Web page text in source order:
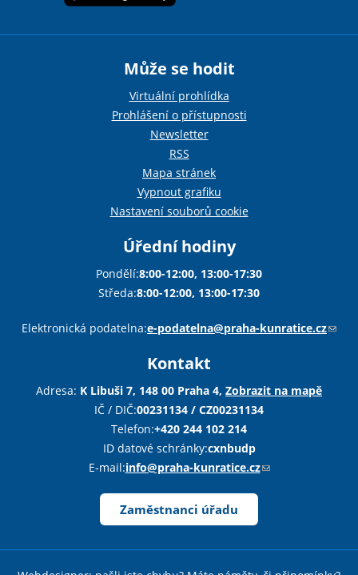
Může se hodit
Virtuální prohlídka
Prohlášení o přístupnosti
Newsletter
RSS
Mapa stránek
Vypnout grafiku
Nastavení souborů cookie
Úřední hodiny
Pondělí:8:00-12:00, 13:00-17:30
Středa:8:00-12:00, 13:00-17:30
Elektronická podatelna:e-podatelna@praha-kunratice.cz(
Kontakt
Adresa: K Libuši 7, 148 00 Praha 4, Zobrazit na mapě
IČ / DIČ:00231134 / CZ00231134
Telefon:+420 244 102 214
ID datové schránky:cxnbudp
E-mail:info@praha-kunratice.cz(
Zaměstnanci úřadu